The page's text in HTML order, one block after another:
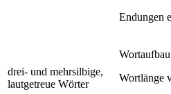
Endungen
drei- und mehrsilbige,
lautgetreue Wörter
Wortlänge